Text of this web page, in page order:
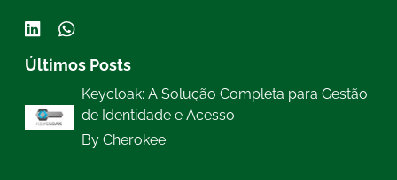
Últimos Posts
Keycloak: A Solução Completa para Gestão
de Identidade e Acesso
By Cherokee